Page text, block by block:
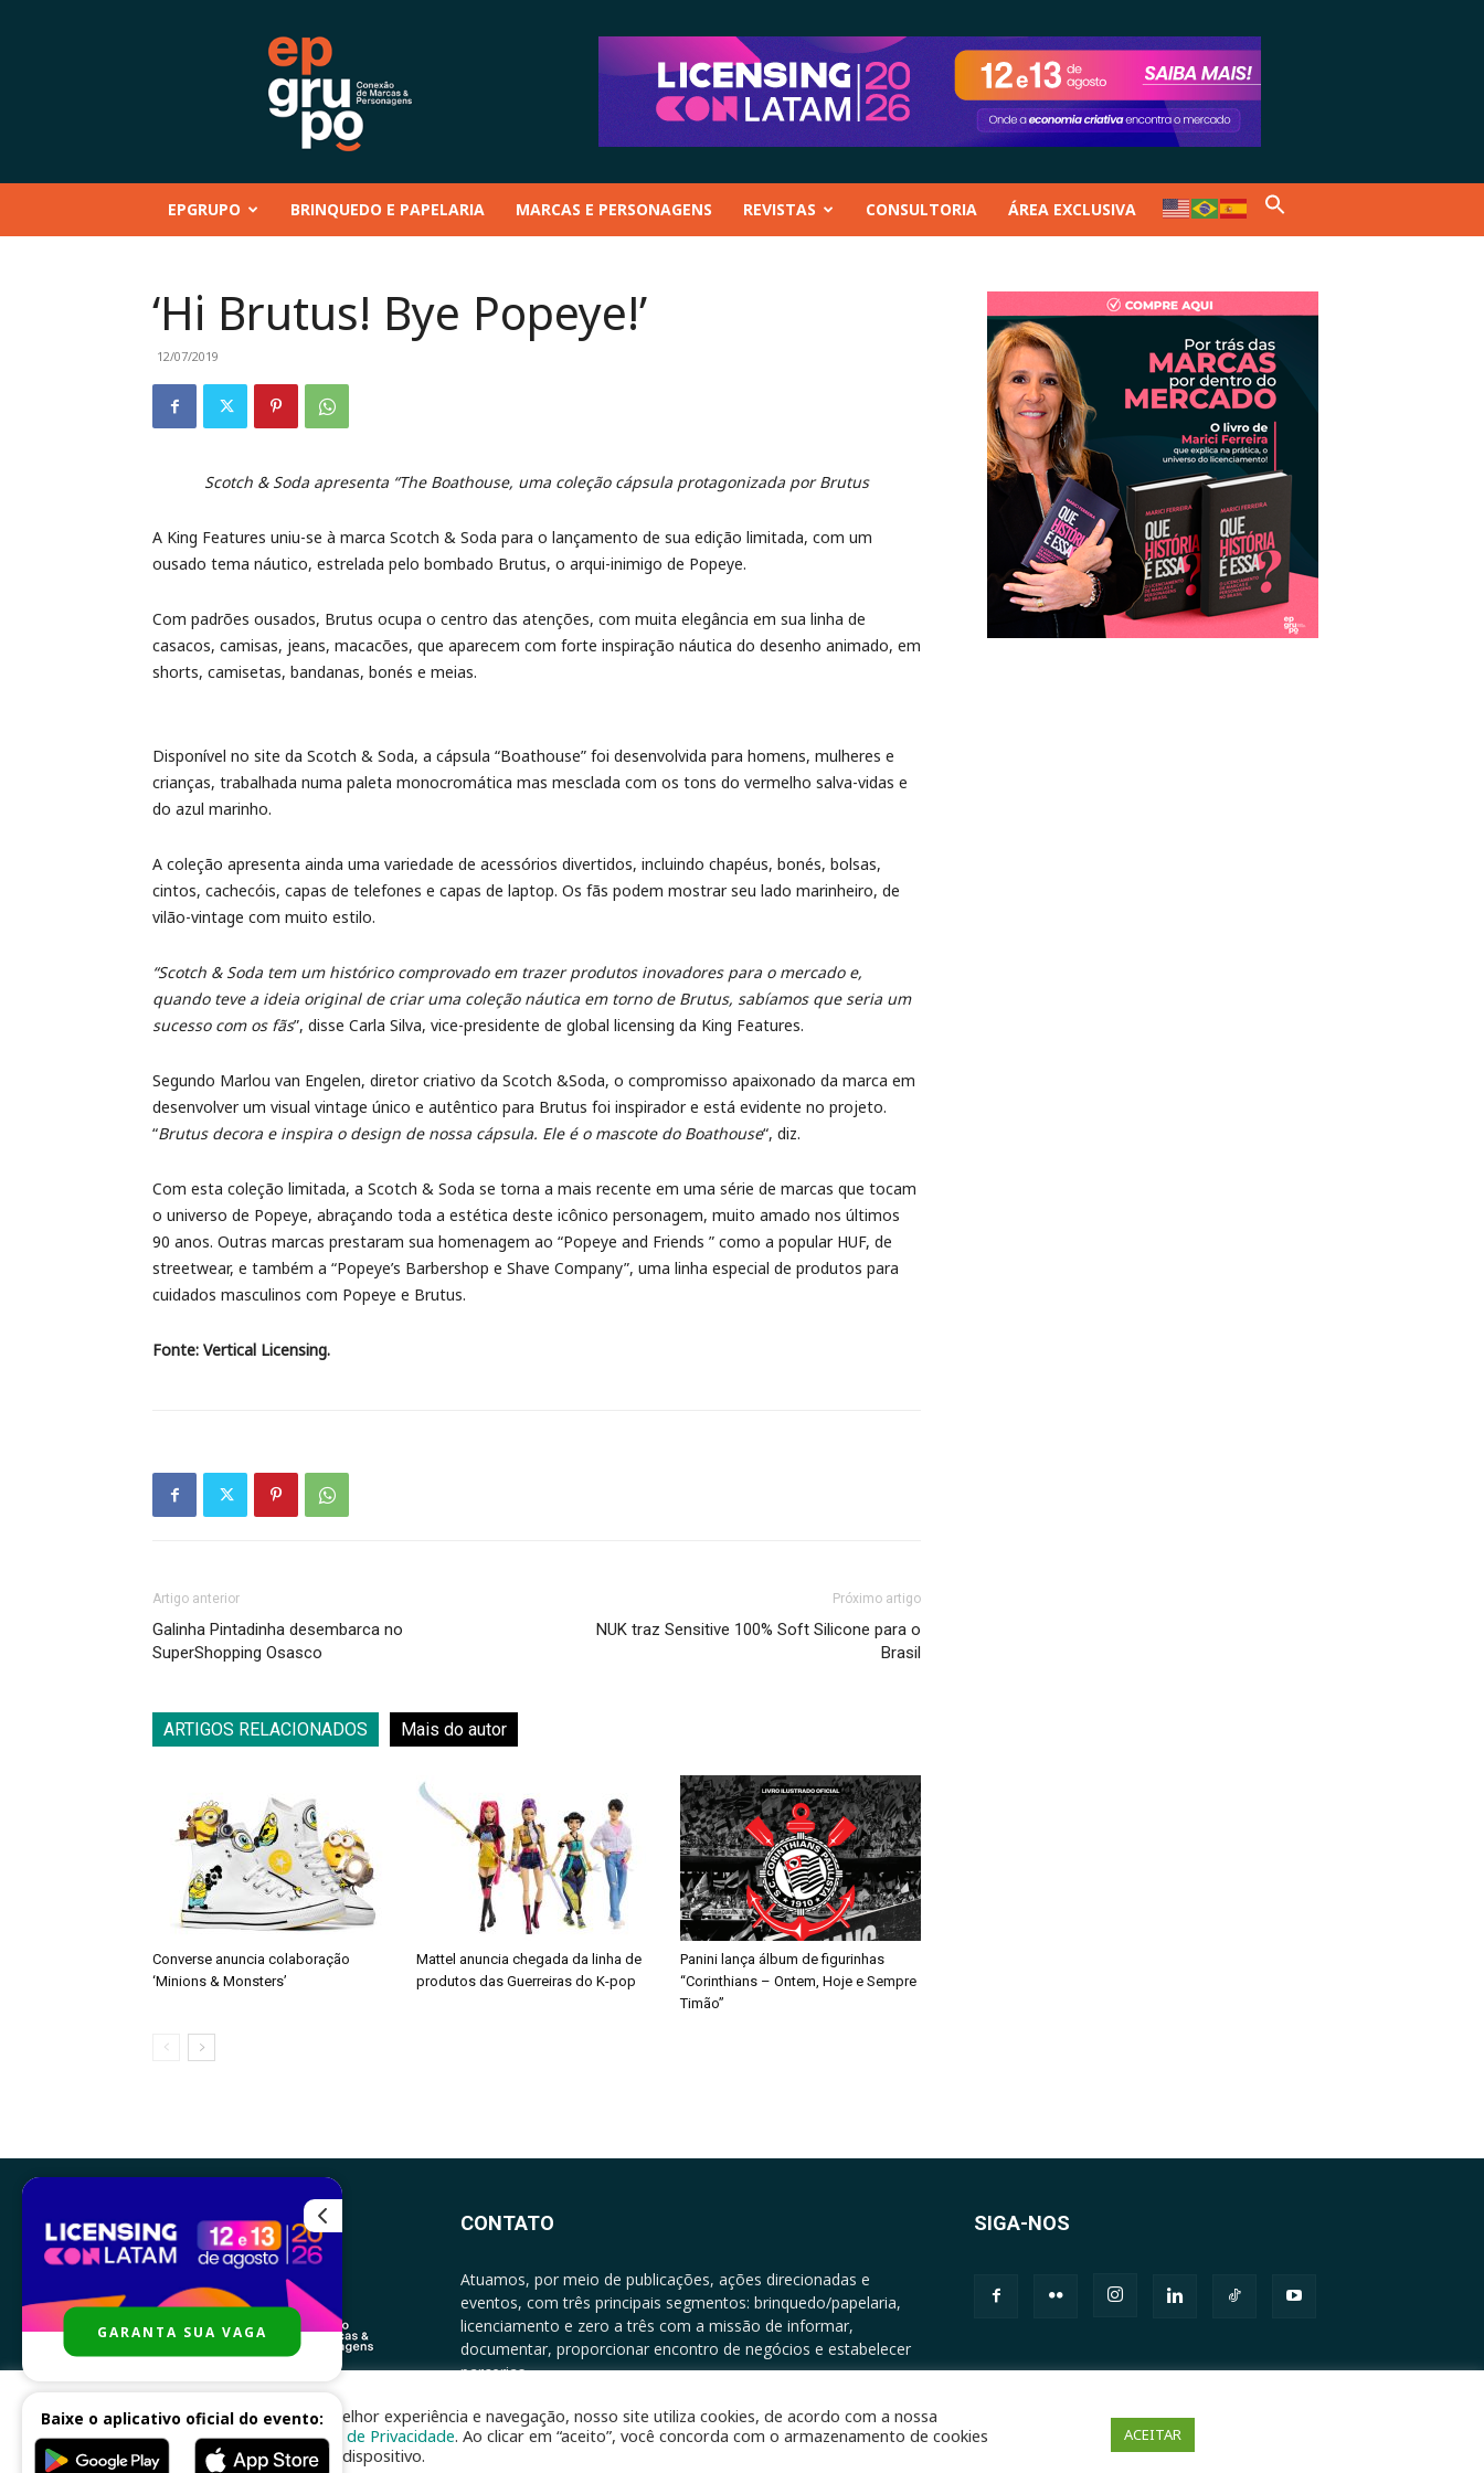
Conteúdo
Eventos
–
Personagens
Brinquedo
Papelaria
EPGRUPO BRINQUEDO E PAPELARIA MARCAS E PERSONAGENS REVISTAS CONSULTORIA ÁREA EXCLUSIVA
‘Hi Brutus! Bye Popeye!’
12/07/2019
Scotch & Soda apresenta “The Boathouse, uma coleção cápsula protagonizada por Brutus
A King Features uniu-se à marca Scotch & Soda para o lançamento de sua edição limitada, com um
ousado tema náutico, estrelada pelo bombado Brutus, o arqui-inimigo de Popeye.
Com padrões ousados, Brutus ocupa o centro das atenções, com muita elegância em sua linha de
casacos, camisas, jeans, macacões, que aparecem com forte inspiração náutica do desenho animado, em
shorts, camisetas, bandanas, bonés e meias.
Disponível no site da Scotch & Soda, a cápsula “Boathouse” foi desenvolvida para homens, mulheres e
crianças, trabalhada numa paleta monocromática mas mesclada com os tons do vermelho salva-vidas e
do azul marinho.
A coleção apresenta ainda uma variedade de acessórios divertidos, incluindo chapéus, bonés, bolsas,
cintos, cachecóis, capas de telefones e capas de laptop. Os fãs podem mostrar seu lado marinheiro, de
vilão-vintage com muito estilo.
“Scotch & Soda tem um histórico comprovado em trazer produtos inovadores para o mercado e,
quando teve a ideia original de criar uma coleção náutica em torno de Brutus, sabíamos que seria um
sucesso com os fãs”, disse Carla Silva, vice-presidente de global licensing da King Features.
Segundo Marlou van Engelen, diretor criativo da Scotch &Soda, o compromisso apaixonado da marca em
desenvolver um visual vintage único e autêntico para Brutus foi inspirador e está evidente no projeto.
“Brutus decora e inspira o design de nossa cápsula. Ele é o mascote do Boathouse“, diz.
Com esta coleção limitada, a Scotch & Soda se torna a mais recente em uma série de marcas que tocam
o universo de Popeye, abraçando toda a estética deste icônico personagem, muito amado nos últimos
90 anos. Outras marcas prestaram sua homenagem ao “Popeye and Friends ” como a popular HUF, de
streetwear, e também a “Popeye’s Barbershop e Shave Company”, uma linha especial de produtos para
cuidados masculinos com Popeye e Brutus.
Fonte: Vertical Licensing.
Artigo anterior
Galinha Pintadinha desembarca no
SuperShopping Osasco
Próximo artigo
NUK traz Sensitive 100% Soft Silicone para o
Brasil
ARTIGOS RELACIONADOS Mais do autor
Converse anuncia colaboração
‘Minions & Monsters’
Mattel anuncia chegada da linha de
produtos das Guerreiras do K-pop
Panini lança álbum de figurinhas
“Corinthians – Ontem, Hoje e Sempre
Timão”
CONTATO
Atuamos, por meio de publicações, ações direcionadas e
eventos, com três principais segmentos: brinquedo/papelaria,
licenciamento e zero a três com a missão de informar,
documentar, proporcionar encontro de negócios e estabelecer
parcerias.
SIGA-NOS
Para melhor experiência e navegação, nosso site utiliza cookies, de acordo com a nossa
Política de Privacidade. Ao clicar em “aceito”, você concorda com o armazenamento de cookies
no seu dispositivo.
ACEITAR
GARANTA SUA VAGA
Baixe o aplicativo oficial do evento: